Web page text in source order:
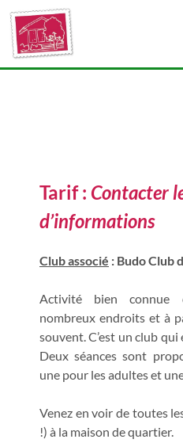
Tarif : Contacter
d’informations
Club associé : Budo Club
Activité bien connue
nombreux endroits et à
souvent. C’est un club qui
Deux séances sont
une pour les adultes et
Venez en voir de toutes
!) à la maison de quartier.